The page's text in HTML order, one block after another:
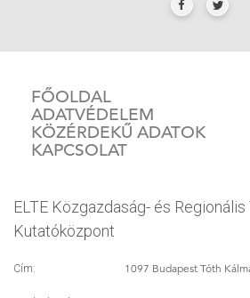
FŐOLDAL
ADATVÉDELEM
KÖZÉRDEKŰ ADATOK
KAPCSOLAT
ELTE Közgazdaság- és
Kutatóközpont
Cím: 1097 Budapest Tóth